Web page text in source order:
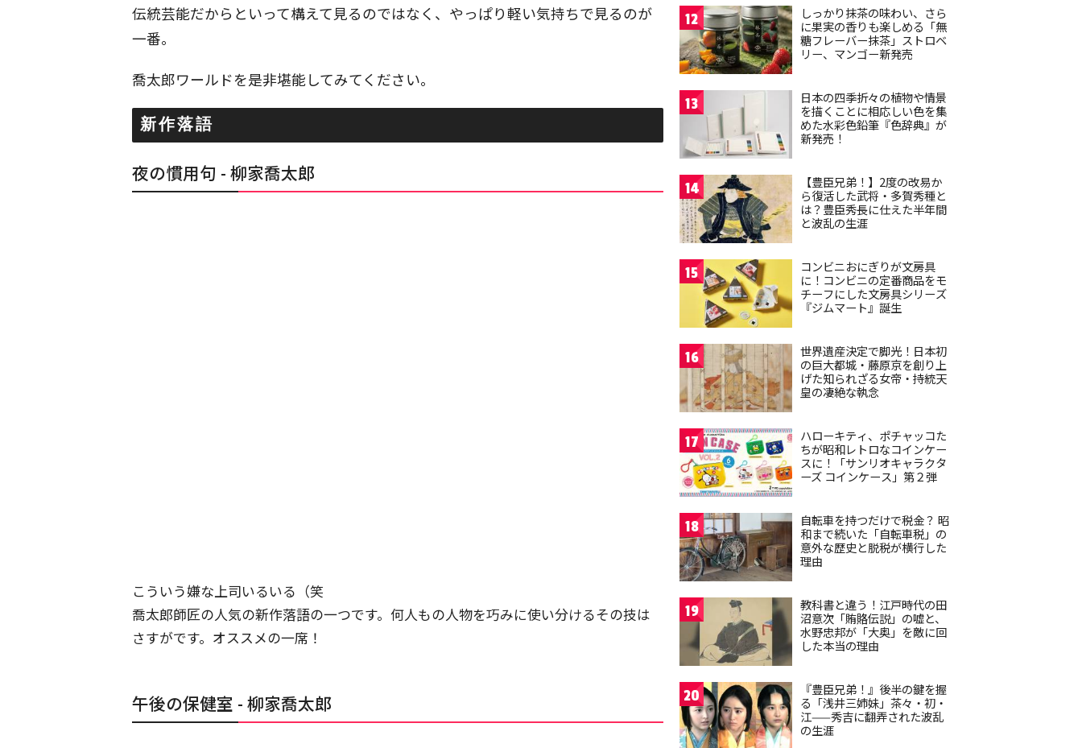
伝統芸能だからといって構えて見るのではなく、やっぱり軽い気持ちで見るのが
一番。
喬太郎ワールドを是非堪能してみてください。
新作落語
夜の慣用句 - 柳家喬太郎
こういう嫌な上司いるいる（笑
喬太郎師匠の人気の新作落語の一つです。何人もの人物を巧みに使い分けるその技は
さすがです。オススメの一席！
午後の保健室 - 柳家喬太郎
12
しっかり抹茶の味わい、さら
に果実の香りも楽しめる「無
糖フレーバー抹茶」ストロベ
リー、マンゴー新発売
13
日本の四季折々の植物や情景
を描くことに相応しい色を集
めた水彩色鉛筆『色辞典』が
新発売！
14
【豊臣兄弟！】2度の改易か
ら復活した武将・多賀秀種と
は？豊臣秀長に仕えた半年間
と波乱の生涯
15
コンビニおにぎりが文房具
に！コンビニの定番商品をモ
チーフにした文房具シリーズ
『ジムマート』誕生
16
世界遺産決定で脚光！日本初
の巨大都城・藤原京を創り上
げた知られざる女帝・持統天
皇の凄絶な執念
17
ハローキティ、ポチャッコた
ちが昭和レトロなコインケー
スに！「サンリオキャラクタ
ーズ コインケース」第２弾
18
自転車を持つだけで税金？ 昭
和まで続いた「自転車税」の
意外な歴史と脱税が横行した
理由
19
教科書と違う！江戸時代の田
沼意次「賄賂伝説」の嘘と、
水野忠邦が「大奥」を敵に回
した本当の理由
20
『豊臣兄弟！』後半の鍵を握
る「浅井三姉妹」茶々・初・
江——秀吉に翻弄された波乱
の生涯